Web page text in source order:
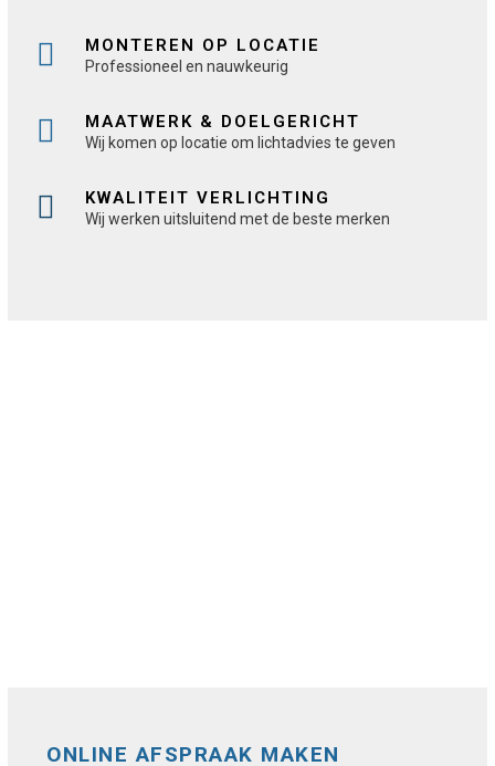
MONTEREN OP LOCATIE
Professioneel en nauwkeurig
MAATWERK & DOELGERICHT
Wij komen op locatie om lichtadvies te geven
KWALITEIT VERLICHTING
Wij werken uitsluitend met de beste merken
ONLINE AFSPRAAK MAKEN